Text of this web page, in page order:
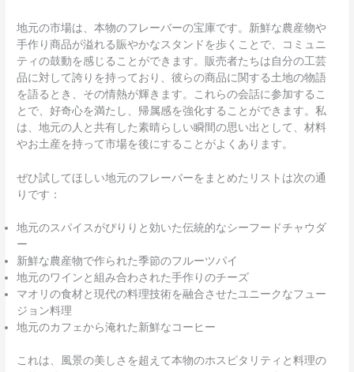
地元の市場は、本物のフレーバーの宝庫です。新鮮な農産物や
手作り商品が溢れる賑やかなスタンドを歩くことで、コミュニ
ティの鼓動を感じることができます。販売者たちは自分の工芸
品に対して誇りを持っており、彼らの商品に関する土地の物語
を語るとき、その情熱が輝きます。これらの会話に参加するこ
とで、好奇心を満たし、帰属感を強化することができます。私
は、地元の人と共有した素晴らしい瞬間の思い出として、材料
やお土産を持って市場を後にすることがよくあります。
ぜひ試してほしい地元のフレーバーをまとめたリストは次の通
りです：
地元のスパイスがぴりりと効いた伝統的なシーフードチャウダ
ー
新鮮な農産物で作られた季節のフルーツパイ
地元のワインと組み合わされた手作りのチーズ
マオリの食材と現代の料理技術を融合させたユニークなフュー
ジョン料理
地元のカフェから淹れた新鮮なコーヒー
これは、風景の美しさを超えて本物のホスピタリティと料理の